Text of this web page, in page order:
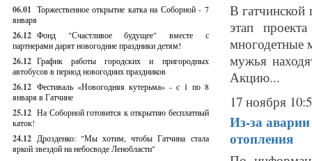
06.01 Торжественное открытие катка на Соборной - 7
января
26.12 Фонд "Счастливое будущее" вместе с
партнерами дарят новогодние праздники детям!
26.12 График работы городских и пригородных
автобусов в период новогодних праздников
26.12 Фестиваль «Новогодняя кутерьма» - с 1 по 8
января в Гатчине
25.12 На Соборной готовится к открытию бесплатный
каток!
24.12 Дрозденко: "Мы хотим, чтобы Гатчина стала
яркой звездой на небосводе Ленобласти"
В гатчинской
этап
многодетные
мужья
Акцию...
17 ноября
Из-за
отопления